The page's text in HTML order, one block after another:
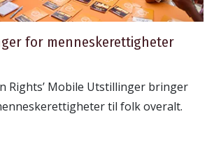
for menneskerettigheter
Rights’ Mobile Utstillinger bringer
til folk overalt.